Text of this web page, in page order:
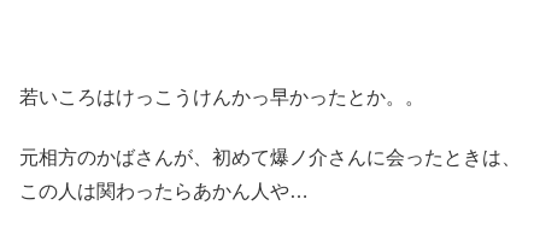
若いころはけっこうけんかっ早かったとか。。
元相方のかばさんが、初めて爆ノ介さんに会ったときは、
この人は関わったらあかん人や…